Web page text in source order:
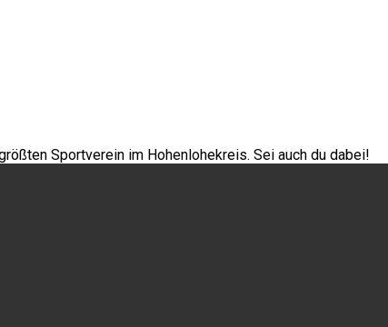
Sportverein im Hohenlohekreis. Sei auch du dabei!
Sportverein im Hohenlohekreis. Sei auch du dabei!